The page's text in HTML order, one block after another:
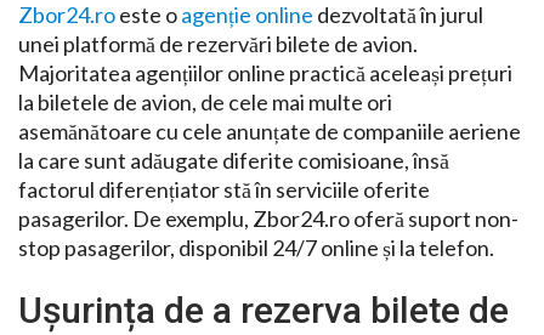
Zbor24.roeste oagenție online dezvoltată în jurul
unei platformă de rezervări bilete de avion.
Majoritatea agențiilor online practică aceleași prețuri
la biletele de avion, de cele mai multe ori
asemănătoare cu cele anunțate de companiile aeriene
la care sunt adăugate diferite comisioane, însă
factorul diferențiator stă în serviciile oferite
pasagerilor. De exemplu, Zbor24.ro oferă suport non-
stop pasagerilor, disponibil 24/7 online și la telefon.
Ușurința de a rezerva bilete de